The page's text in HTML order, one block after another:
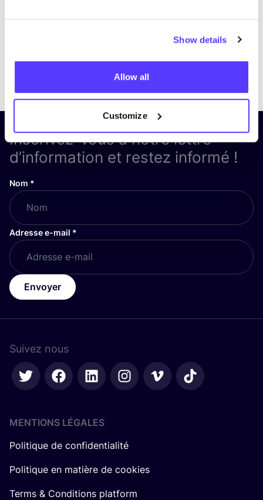
Show details
Allow all
Customize
Inscrivez-vous à notre lettre
d’information et restez informé !
Nom *
Adresse e-mail *
Envoyer
Suivez nous
MENTIONS LÉGALES
Politique de confidentialité
Politique en matière de cookies
Terms & Conditions platform